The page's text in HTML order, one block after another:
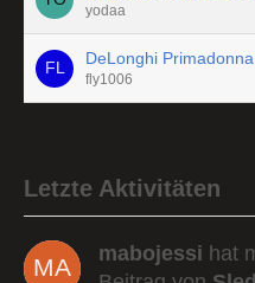
yodaa
DeLonghi
fly1006
Letzte Aktivitäten
mabojessi hat